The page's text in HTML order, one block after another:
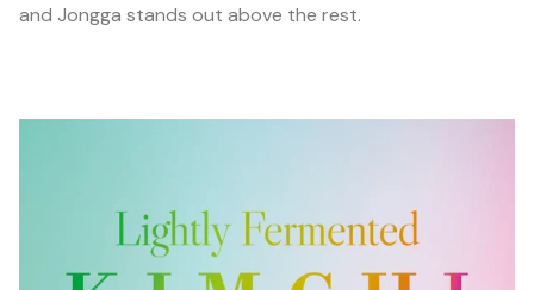
and Jongga stands out above the rest.